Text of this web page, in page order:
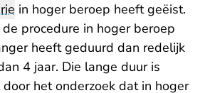
in hoger beroep heeft geëist.
procedure in hoger beroep
heeft geduurd dan redelijk
4 jaar. Die lange duur is
het onderzoek dat in hoger